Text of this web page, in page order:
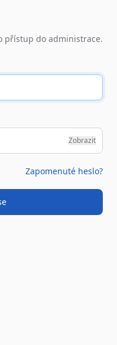
přístup do administrace.
Zobrazit
Zapomenuté heslo?